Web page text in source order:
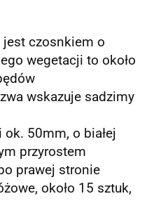
jest czosnkiem o
wegetacji to około
wskazuje sadzimy
50mm, o białej
przyrostem
prawej stronie
około 15 sztuk,